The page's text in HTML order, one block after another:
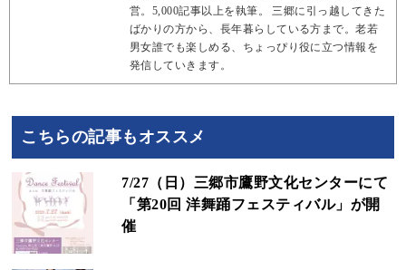
営。5,000記事以上を執筆。 三郷に引っ越してきた
ばかりの方から、長年暮らしている方まで。老若
男女誰でも楽しめる、ちょっぴり役に立つ情報を
発信していきます。
こちらの記事もオススメ
7/27（日）三郷市鷹野文化センターにて
「第20回 洋舞踊フェスティバル」が開
催